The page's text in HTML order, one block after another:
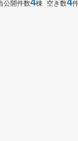
公開件数 棟 空き数